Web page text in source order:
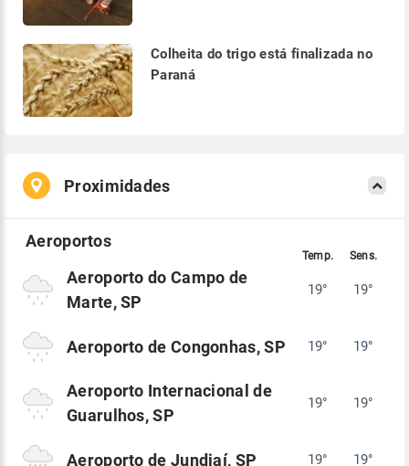
Colheita do trigo está finalizada no
Paraná
Proximidades
Aeroporto do Campo de
Marte, SP
19° 19°
Aeroporto de Congonhas, SP 19° 19°
Aeroporto Internacional de
Guarulhos, SP
19° 19°
Aeroporto de Jundiaí, SP 19° 19°